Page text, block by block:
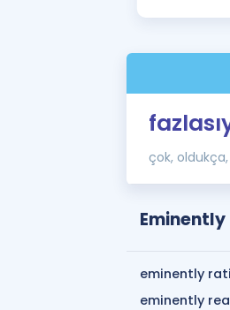
çok,
eminently
eminently